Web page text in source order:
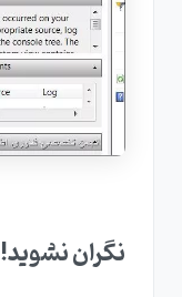
نگران نشوید!